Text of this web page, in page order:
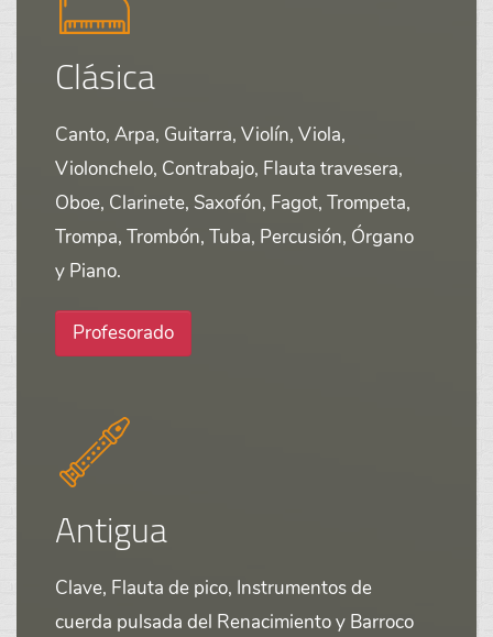
Clásica
Canto, Arpa, Guitarra, Violín, Viola,
Violonchelo, Contrabajo, Flauta travesera,
Oboe, Clarinete, Saxofón, Fagot, Trompeta,
Trompa, Trombón, Tuba, Percusión, Órgano
y Piano.
Profesorado
Antigua
Clave, Flauta de pico, Instrumentos de
cuerda pulsada del Renacimiento y Barroco